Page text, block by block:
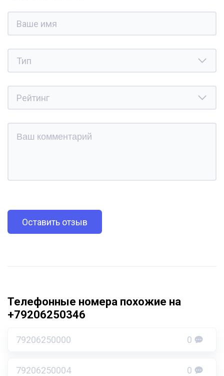
Оставить отзыв
Телефонные номера похожие на
+79206250346
79206250000 0
79206250004 0